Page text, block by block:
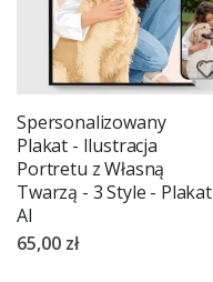
Spersonalizowany
Plakat - Ilustracja
Portretu z Własną
Twarzą - 3 Style - Plakat
AI
65,00 zł